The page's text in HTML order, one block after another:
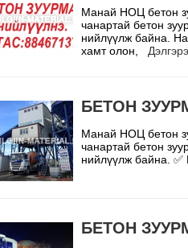
Манай НОЦ бетон
чанартай бетон
нийлүүлж байна.
хамт олон,
БЕТОН
Манай НОЦ бетон
чанартай бетон
нийлүүлж байна.
БЕТОН